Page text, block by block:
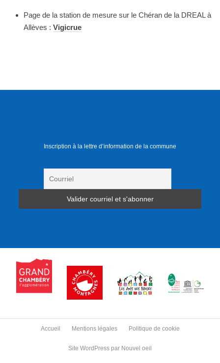
Page de la station de mesure sur le Chéran de la DREAL à
Allèves : Vigicrue
Inscription à la lettre d’information de la commune
Accueil Mentions légales Politique de cookie
Site WordPress par Nouvel oeil